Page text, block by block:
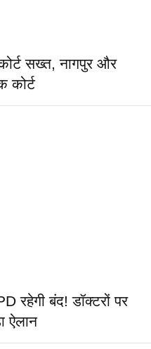
सख्त, नागपुर और
कोर्ट
रहेगी बंद! डॉक्टरों पर
ऐलान